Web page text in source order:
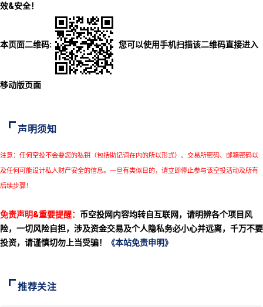
效&安全！
本页面二维码: 您可以使用手机扫描该二维码直接进入
移动版页面
声明须知
注意：任何空投不会要您的私钥（包括助记词在内的所以形式）、交易所密码、邮箱密码以
及任何可能设计私人财产安全的信息。一旦有类似目的，请立即停止参与该空投活动及所有
后续步骤！
免责声明&重要提醒： 币空投网内容均转自互联网，请明辨各个项目风
险，一切风险自担，涉及资金交易及个人隐私务必小心并远离，千万不要
投资，请谨慎切勿上当受骗！
《本站免责申明》
推荐关注